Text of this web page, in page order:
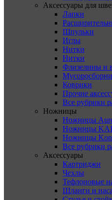
Аксессуары для
Лапки
Шпульки
Иглы
Нитки
Нитки
Флизелины и
Коврики
Прочие
Все рубрики
Ножницы
Ножницы
Ножницы KAI
Ножницы
Все рубрики
Аксессуары
Картриджи
Чехлы
Тефлоновые
Шланги и